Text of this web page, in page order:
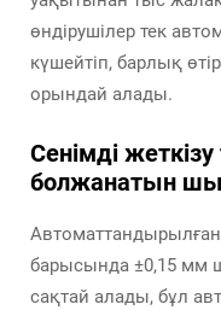
өндірушілер тек
күшейтіп, барлық
орындай алады.
Сенімді жеткізу
болжанатын
Автоматтандырылған
барысында ±0,15 мм
сақтай алады, бұл